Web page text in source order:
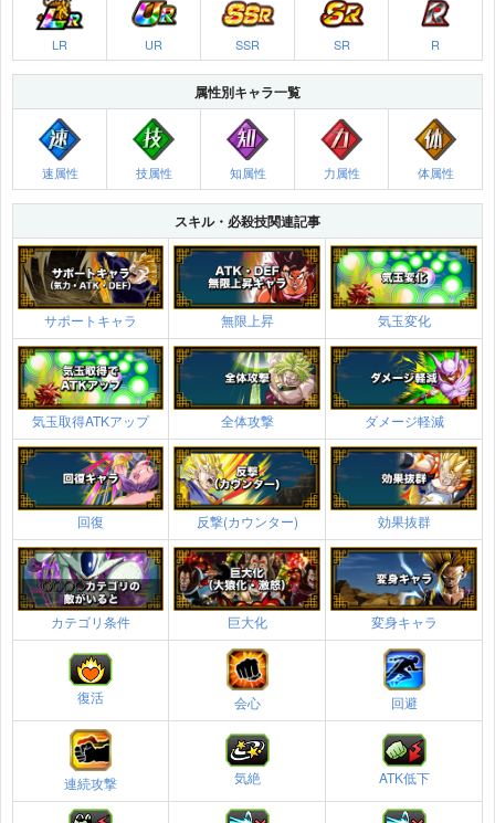
LR UR SSR SR R
属性別キャラ一覧
速属性 技属性 知属性 力属性 体属性
スキル・必殺技関連記事
サポートキャラ 無限上昇 気玉変化
気玉取得ATKアップ 全体攻撃 ダメージ軽減
回復 反撃(カウンター) 効果抜群
カテゴリ条件 巨大化 変身キャラ
復活 会心 回避
連続攻撃 気絶 ATK低下